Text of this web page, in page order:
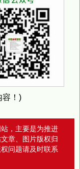
容！)
，主要是为推进
章、图片版权归
问题请及时联系